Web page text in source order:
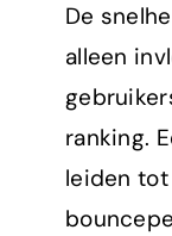
De
alleen
ranking.
leiden